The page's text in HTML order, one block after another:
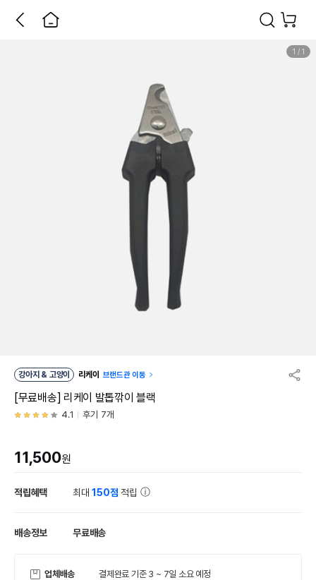
1 / 1
강아지 & 고양이 리케이 브랜드관 이동
[무료배송] 리케이 발톱깎이 블랙
4.1 후기 7개
11,500원
적립혜택 최대150점 적립
배송정보 무료배송
업체배송 결제완료 기준 3 ~ 7일 소요 예정